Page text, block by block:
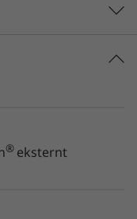
® eksternt